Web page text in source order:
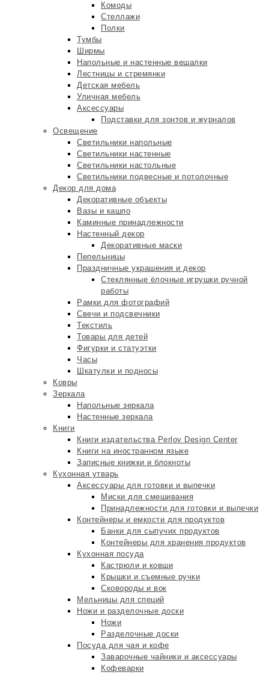
Комоды
Стеллажи
Полки
Тумбы
Ширмы
Напольные и настенные вешалки
Лестницы и стремянки
Детская мебель
Уличная мебель
Аксессуары
Подставки для зонтов и журналов
Освещение
Светильники напольные
Светильники настенные
Светильники настольные
Светильники подвесные и потолочные
Декор для дома
Декоративные объекты
Вазы и кашпо
Каминные принадлежности
Настенный декор
Декоративные маски
Пепельницы
Праздничные украшения и декор
Стеклянные ёлочные игрушки ручной
работы
Рамки для фотографий
Свечи и подсвечники
Текстиль
Товары для детей
Фигурки и статуэтки
Часы
Шкатулки и подносы
Ковры
Зеркала
Напольные зеркала
Настенные зеркала
Книги
Книги издательства Perlov Design Center
Книги на иностранном языке
Записные книжки и блокноты
Кухонная утварь
Аксессуары для готовки и выпечки
Миски для смешивания
Принадлежности для готовки и выпечки
Контейнеры и емкости для продуктов
Банки для сыпучих продуктов
Контейнеры для хранения продуктов
Кухонная посуда
Кастрюли и ковши
Крышки и съемные ручки
Сковороды и вок
Мельницы для специй
Ножи и разделочные доски
Ножи
Разделочные доски
Посуда для чая и кофе
Заварочные чайники и аксессуары
Кофеварки